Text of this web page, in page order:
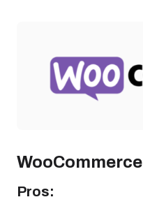
WooCommerce
Pros: